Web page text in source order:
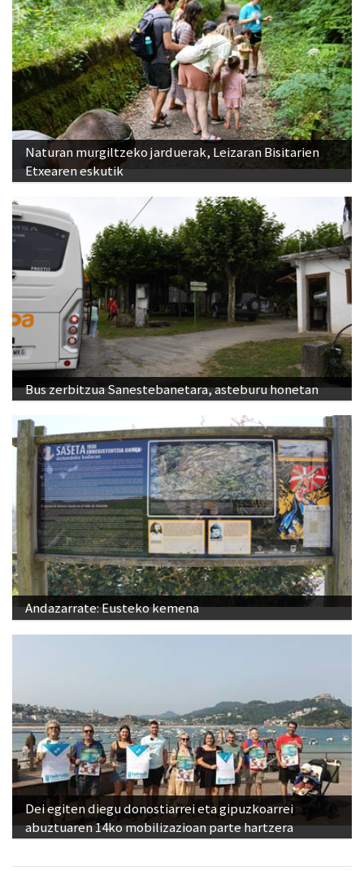
Naturan murgiltzeko jarduerak, Leizaran Bisitarien
Etxearen eskutik
Bus zerbitzua Sanestebanetara, asteburu honetan
Andazarrate: Eusteko kemena
Dei egiten diegu donostiarrei eta gipuzkoarrei
abuztuaren 14ko mobilizazioan parte hartzera